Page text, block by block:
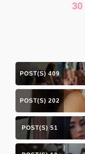
409 POST(S)
202 POST(S)
51 POST(S)